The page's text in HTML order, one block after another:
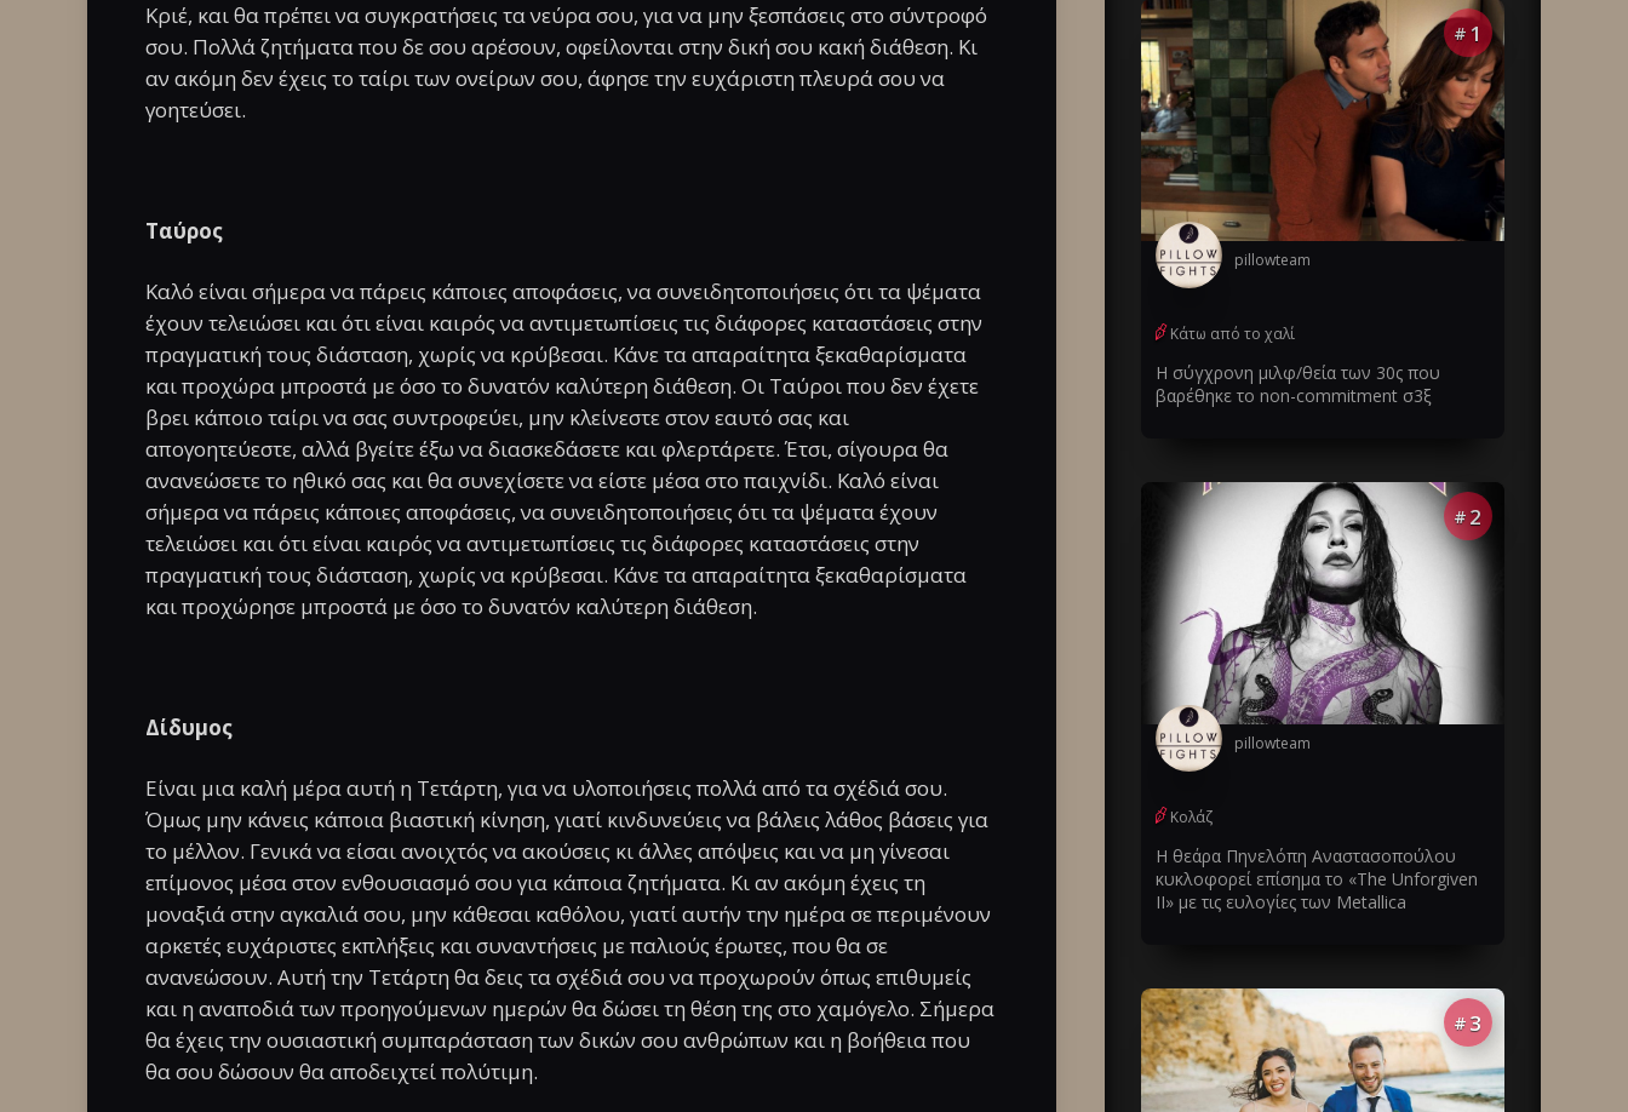
Κριέ, και θα πρέπει να συγκρατήσεις τα νεύρα σου, για να μην ξεσπάσεις στο σύντροφό
σου. Πολλά ζητήματα που δε σου αρέσουν, οφείλονται στην δική σου κακή διάθεση. Κι
αν ακόμη δεν έχεις το ταίρι των ονείρων σου, άφησε την ευχάριστη πλευρά σου να
γοητεύσει.
Ταύρος
Καλό είναι σήμερα να πάρεις κάποιες αποφάσεις, να συνειδητοποιήσεις ότι τα ψέματα
έχουν τελειώσει και ότι είναι καιρός να αντιμετωπίσεις τις διάφορες καταστάσεις στην
πραγματική τους διάσταση, χωρίς να κρύβεσαι. Κάνε τα απαραίτητα ξεκαθαρίσματα
και προχώρα μπροστά με όσο το δυνατόν καλύτερη διάθεση. Οι Ταύροι που δεν έχετε
βρει κάποιο ταίρι να σας συντροφεύει, μην κλείνεστε στον εαυτό σας και
απογοητεύεστε, αλλά βγείτε έξω να διασκεδάσετε και φλερτάρετε. Έτσι, σίγουρα θα
ανανεώσετε το ηθικό σας και θα συνεχίσετε να είστε μέσα στο παιχνίδι. Καλό είναι
σήμερα να πάρεις κάποιες αποφάσεις, να συνειδητοποιήσεις ότι τα ψέματα έχουν
τελειώσει και ότι είναι καιρός να αντιμετωπίσεις τις διάφορες καταστάσεις στην
πραγματική τους διάσταση, χωρίς να κρύβεσαι. Κάνε τα απαραίτητα ξεκαθαρίσματα
και προχώρησε μπροστά με όσο το δυνατόν καλύτερη διάθεση.
Δίδυμος
Είναι μια καλή μέρα αυτή η Τετάρτη, για να υλοποιήσεις πολλά από τα σχέδιά σου.
Όμως μην κάνεις κάποια βιαστική κίνηση, γιατί κινδυνεύεις να βάλεις λάθος βάσεις για
το μέλλον. Γενικά να είσαι ανοιχτός να ακούσεις κι άλλες απόψεις και να μη γίνεσαι
επίμονος μέσα στον ενθουσιασμό σου για κάποια ζητήματα. Κι αν ακόμη έχεις τη
μοναξιά στην αγκαλιά σου, μην κάθεσαι καθόλου, γιατί αυτήν την ημέρα σε περιμένουν
αρκετές ευχάριστες εκπλήξεις και συναντήσεις με παλιούς έρωτες, που θα σε
ανανεώσουν. Αυτή την Τετάρτη θα δεις τα σχέδιά σου να προχωρούν όπως επιθυμείς
και η αναποδιά των προηγούμενων ημερών θα δώσει τη θέση της στο χαμόγελο. Σήμερα
θα έχεις την ουσιαστική συμπαράσταση των δικών σου ανθρώπων και η βοήθεια που
θα σου δώσουν θα αποδειχτεί πολύτιμη.
# 1
pillowteam
Κάτω από το χαλί
Η σύγχρονη μιλφ/θεία των 30ς που
βαρέθηκε το non-commitment σ3ξ
# 2
pillowteam
Κολάζ
Η θεάρα Πηνελόπη Αναστασοπούλου
κυκλοφορεί επίσημα το «The Unforgiven
II» με τις ευλογίες των Metallica
# 3